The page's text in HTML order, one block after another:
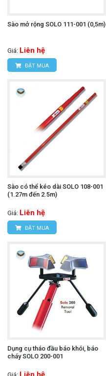
Sào mở rộng SOLO 111-001 (0,5m)
Giá: Liên hệ
ĐẶT MUA
Sào có thể kéo dài SOLO 108-001
(1.27m đến 2.5m)
Giá: Liên hệ
ĐẶT MUA
Dụng cụ tháo đầu báo khói, báo
cháy SOLO 200-001